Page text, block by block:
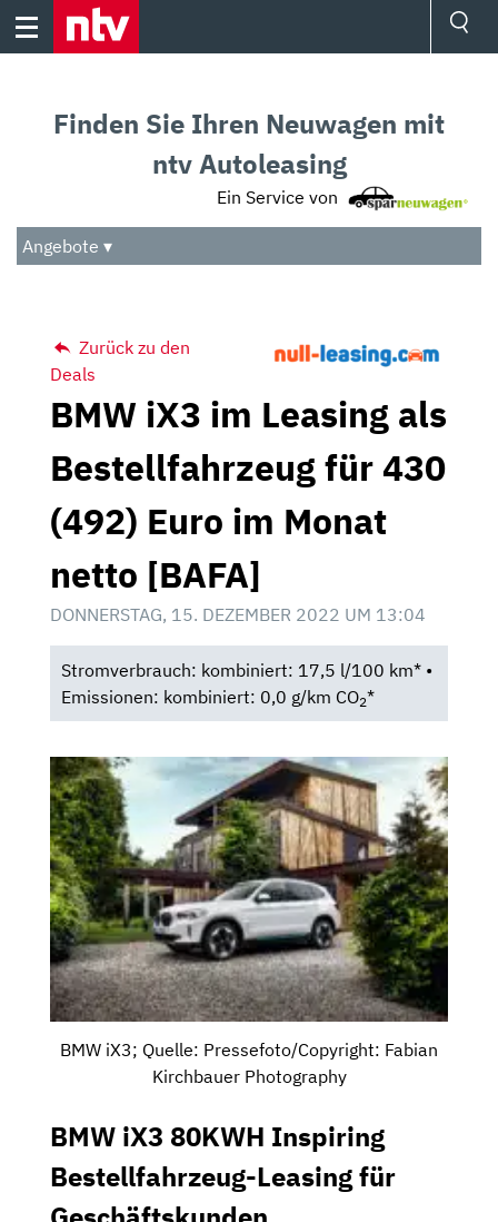
Skip
Audio
Das Beste
Finden Sie Ihren Neuwagen mit
ntv Autoleasing
Ein Service von
Angebote ▾
Zurück zu den
Deals
BMW iX3 im Leasing als
Bestellfahrzeug für 430
(492) Euro im Monat
netto [BAFA]
DONNERSTAG, 15. DEZEMBER 2022 UM 13:04
Stromverbrauch: kombiniert: 17,5 l/100 km* •
Emissionen: kombiniert: 0,0 g/km CO2*
BMW iX3; Quelle: Pressefoto/Copyright: Fabian
Kirchbauer Photography
BMW iX3 80KWH Inspiring
Bestellfahrzeug-Leasing für